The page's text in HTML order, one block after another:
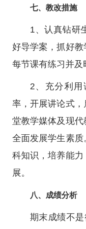
七、教改措施
1、认真钻研
好导学案，抓好教
每节课有练习并及
2、充分利用
率，开展讲论式
堂教学媒体及现代
全面发展学生素
科知识，培养能
展。
八、成绩分析
期末成绩不